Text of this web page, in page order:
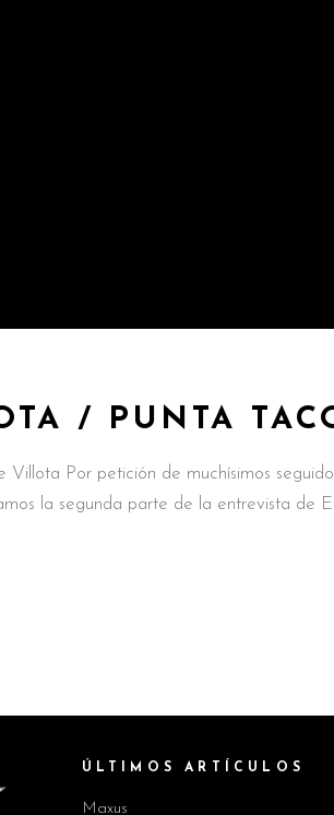
/ PUNTA
Por petición de muchísimos
la segunda parte de la entrevista de
ÚLTIMOS ARTÍCULOS
Maxus